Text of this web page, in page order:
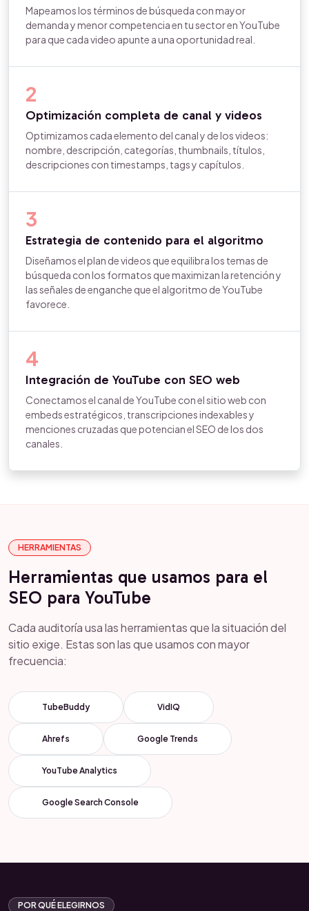
Mapeamos los términos de búsqueda con mayor
demanda y menor competencia en tu sector en YouTube
para que cada video apunte a una oportunidad real.
2
Optimización completa de canal y videos
Optimizamos cada elemento del canal y de los videos:
nombre, descripción, categorías, thumbnails, títulos,
descripciones con timestamps, tags y capítulos.
3
Estrategia de contenido para el algoritmo
Diseñamos el plan de videos que equilibra los temas de
búsqueda con los formatos que maximizan la retención y
las señales de enganche que el algoritmo de YouTube
favorece.
4
Integración de YouTube con SEO web
Conectamos el canal de YouTube con el sitio web con
embeds estratégicos, transcripciones indexables y
menciones cruzadas que potencian el SEO de los dos
canales.
HERRAMIENTAS
Herramientas que usamos para el
SEO para YouTube
Cada auditoría usa las herramientas que la situación del
sitio exige. Estas son las que usamos con mayor
frecuencia:
TubeBuddy VidIQ
Ahrefs Google Trends
YouTube Analytics
Google Search Console
POR QUÉ ELEGIRNOS